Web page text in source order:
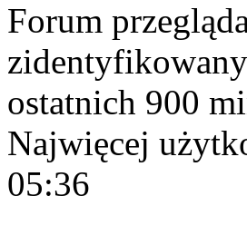
Forum
ostatnich 900
Najwięcej
05:36